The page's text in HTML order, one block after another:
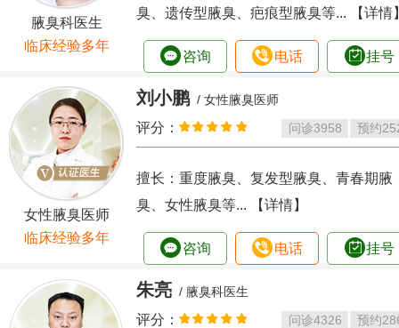
腋臭科医生
临床经验多年
臭、遗传型腋臭、疤痕型腋臭等... 【详情
咨询 电话 挂号
女性腋臭医师
临床经验多年
刘小鹏 / 女性腋臭医师
评分： 问诊3958 预约
擅长：重度腋臭、复发型腋臭、青春期腋
臭、女性腋臭等...
【详情】
咨询 电话 挂号
朱亮 / 腋臭科医生
评分： 问诊4326 预约